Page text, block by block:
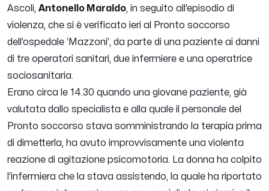
Ascoli, Antonello Maraldo, in seguito all’episodio di
violenza, che si è verificato ieri al Pronto soccorso
dell’ospedale ‘Mazzoni’, da parte di una paziente ai danni
di tre operatori sanitari, due infermiere e una operatrice
sociosanitaria.
Erano circa le 14.30 quando una giovane paziente, già
valutata dallo specialista e alla quale il personale del
Pronto soccorso stava somministrando la terapia prima
di dimetterla, ha avuto improvvisamente una violenta
reazione di agitazione psicomotoria. La donna ha colpito
l’infermiera che la stava assistendo, la quale ha riportato